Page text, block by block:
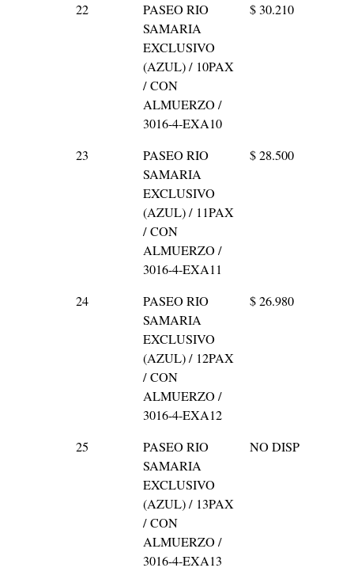
22
PASEO RIO
SAMARIA
EXCLUSIVO
(AZUL) / 10PAX
/ CON
ALMUERZO /
3016-4-EXA10
$ 30.210
23
PASEO RIO
SAMARIA
EXCLUSIVO
(AZUL) / 11PAX
/ CON
ALMUERZO /
3016-4-EXA11
$ 28.500
24
PASEO RIO
SAMARIA
EXCLUSIVO
(AZUL) / 12PAX
/ CON
ALMUERZO /
3016-4-EXA12
$ 26.980
25
PASEO RIO
SAMARIA
EXCLUSIVO
(AZUL) / 13PAX
/ CON
ALMUERZO /
3016-4-EXA13
NO DISP